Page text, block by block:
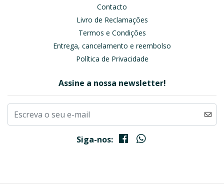
Contacto
Livro de Reclamações
Termos e Condições
Entrega, cancelamento e reembolso
Política de Privacidade
Assine a nossa newsletter!
Siga-nos: